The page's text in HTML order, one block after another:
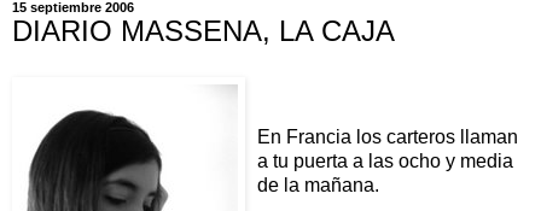
15 septiembre 2006
DIARIO MASSENA, LA CAJA
En Francia los carteros llaman
a tu puerta a las ocho y media
de la mañana.